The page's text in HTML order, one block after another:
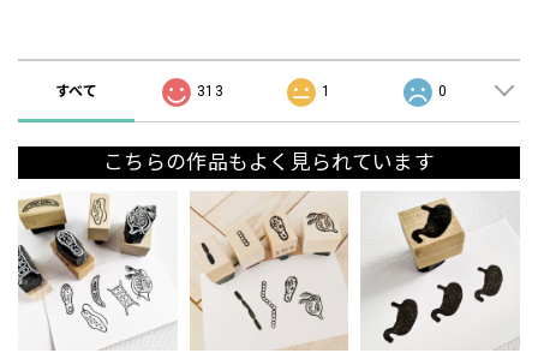
すべて 313 1 0
こちらの作品もよく見られています